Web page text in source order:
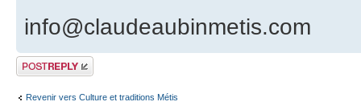
info@claudeaubinmetis.com
Publier une
réponse
Revenir vers Culture et traditions Métis